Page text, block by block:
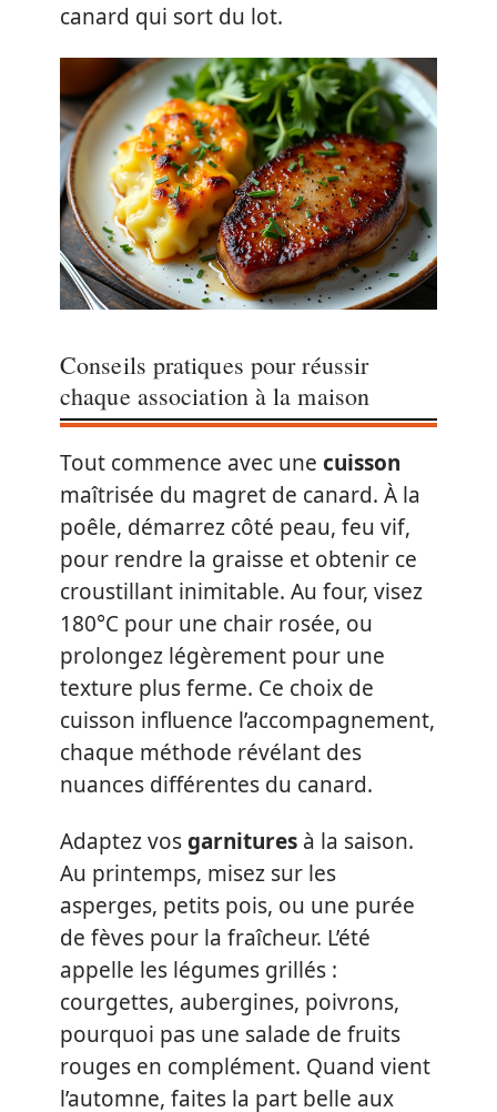
canard qui sort du lot.
Conseils pratiques pour réussir
chaque association à la maison
Tout commence avec une cuisson
maîtrisée du magret de canard. À la
poêle, démarrez côté peau, feu vif,
pour rendre la graisse et obtenir ce
croustillant inimitable. Au four, visez
180°C pour une chair rosée, ou
prolongez légèrement pour une
texture plus ferme. Ce choix de
cuisson influence l’accompagnement,
chaque méthode révélant des
nuances différentes du canard.
Adaptez vosgarnitures à la saison.
Au printemps, misez sur les
asperges, petits pois, ou une purée
de fèves pour la fraîcheur. L’été
appelle les légumes grillés :
courgettes, aubergines, poivrons,
pourquoi pas une salade de fruits
rouges en complément. Quand vient
l’automne, faites la part belle aux